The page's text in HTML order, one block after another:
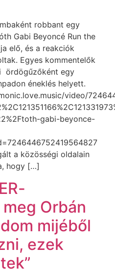
robbant egy
Gabi Beyoncé Run the
elő, és a reakciók
Egyes kommentelők
ördögűzőként egy
éneklés helyett.
video/
gabi-beyonce-
a közösségi oldalain
hogy […]
Orbán
mijéből
ezek